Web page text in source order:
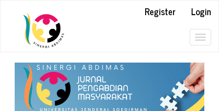
Quick
jump
page
content
Main
Register
Login